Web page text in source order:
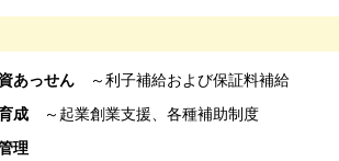
あっせん ～利子補給および保証料補給
成 ～起業創業支援、各種補助制度
理